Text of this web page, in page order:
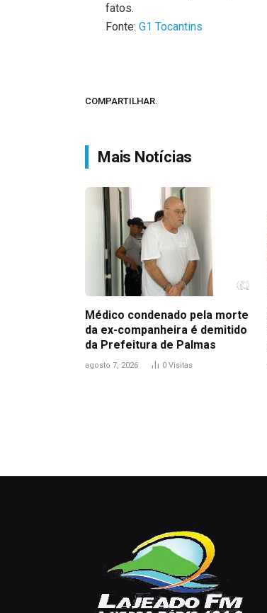
fatos.
Fonte:G1 Tocantins
COMPARTILHAR.
Mais Notícias
Médico condenado pela morte
da ex-companheira é demitido
da Prefeitura de Palmas
agosto 7, 2026 0 Visitas